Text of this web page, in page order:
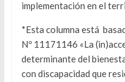
implementación en el
*Esta columna está
Nº 11171146 «La
determinante del
con discapacidad que